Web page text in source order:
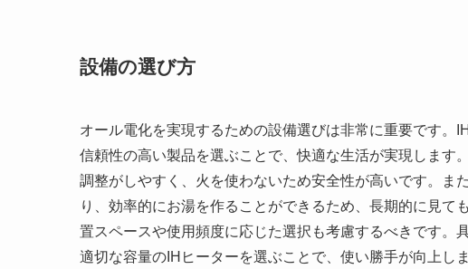
設備の選び方
オール電化を実現するための設備選びは非常に重要です。
信頼性の高い製品を選ぶことで、快適な生活が実現します
調整がしやすく、火を使わないため安全性が高いです。ま
り、効率的にお湯を作ることができるため、長期的に見て
置スペースや使用頻度に応じた選択も考慮するべきです。
適切な容量のIHヒーターを選ぶことで、使い勝手が向上しま